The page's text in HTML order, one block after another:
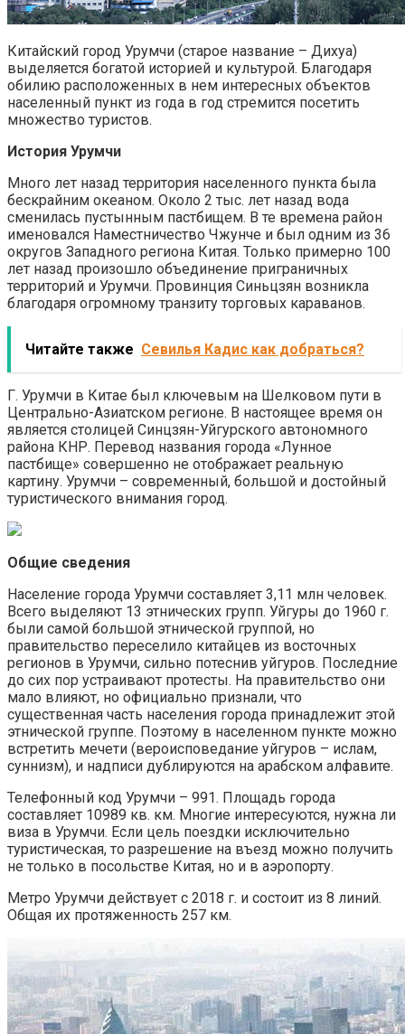
Китайский город Урумчи (старое название – Дихуа)
выделяется богатой историей и культурой. Благодаря
обилию расположенных в нем интересных объектов
населенный пункт из года в год стремится посетить
множество туристов.
История Урумчи
Много лет назад территория населенного пункта была
бескрайним океаном. Около 2 тыс. лет назад вода
сменилась пустынным пастбищем. В те времена район
именовался Наместничество Чжунче и был одним из 36
округов Западного региона Китая. Только примерно 100
лет назад произошло объединение приграничных
территорий и Урумчи. Провинция Синьцзян возникла
благодаря огромному транзиту торговых караванов.
Читайте также Севилья Кадис как добраться?
Г. Урумчи в Китае был ключевым на Шелковом пути в
Центрально-Азиатском регионе. В настоящее время он
является столицей Синцзян-Уйгурского автономного
района КНР. Перевод названия города «Лунное
пастбище» совершенно не отображает реальную
картину. Урумчи – современный, большой и достойный
туристического внимания город.
Общие сведения
Население города Урумчи составляет 3,11 млн человек.
Всего выделяют 13 этнических групп. Уйгуры до 1960 г.
были самой большой этнической группой, но
правительство переселило китайцев из восточных
регионов в Урумчи, сильно потеснив уйгуров. Последние
до сих пор устраивают протесты. На правительство они
мало влияют, но официально признали, что
существенная часть населения города принадлежит этой
этнической группе. Поэтому в населенном пункте можно
встретить мечети (вероисповедание уйгуров – ислам,
суннизм), и надписи дублируются на арабском алфавите.
Телефонный код Урумчи – 991. Площадь города
составляет 10989 кв. км. Многие интересуются, нужна ли
виза в Урумчи. Если цель поездки исключительно
туристическая, то разрешение на въезд можно получить
не только в посольстве Китая, но и в аэропорту.
Метро Урумчи действует с 2018 г. и состоит из 8 линий.
Общая их протяженность 257 км.